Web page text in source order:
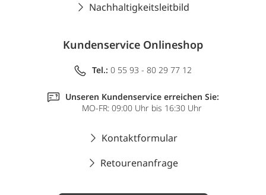
Nachhaltigkeitsleitbild
Kundenservice Onlineshop
Tel.: 0 55 93 - 80 29 77 12
Unseren Kundenservice erreichen Sie:
MO-FR: 09:00 Uhr bis 16:30 Uhr
Kontaktformular
Retourenanfrage